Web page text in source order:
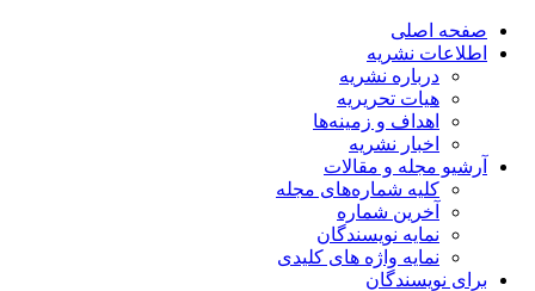
صفحه اصلی
اطلاعات نشریه
درباره نشریه
هیات تحریریه
اهداف و زمینه‌ها
اخبار نشریه
آرشیو مجله و مقالات
کلیه شماره‌های مجله
آخرین شماره
نمایه نویسندگان
نمایه واژه های کلیدی
برای نویسندگان